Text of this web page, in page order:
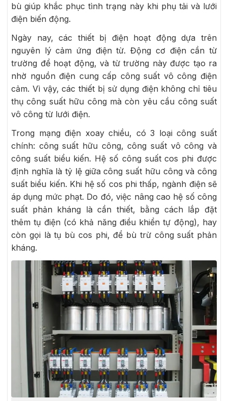
bù giúp khắc phục tình trạng này khi phụ tải và lưới
điện biến động.
Ngày nay, các thiết bị điện hoạt động dựa trên
nguyên lý cảm ứng điện từ. Động cơ điện cần từ
trường để hoạt động, và từ trường này được tạo ra
nhờ nguồn điện cung cấp công suất vô công điện
cảm. Vì vậy, các thiết bị sử dụng điện không chỉ tiêu
thụ công suất hữu công mà còn yêu cầu công suất
vô công từ lưới điện.
Trong mạng điện xoay chiều, có 3 loại công suất
chính: công suất hữu công, công suất vô công và
công suất biểu kiến. Hệ số công suất cos phi được
định nghĩa là tỷ lệ giữa công suất hữu công và công
suất biểu kiến. Khi hệ số cos phi thấp, ngành điện sẽ
áp dụng mức phạt. Do đó, việc nâng cao hệ số công
suất phản kháng là cần thiết, bằng cách lắp đặt
thêm tụ điện (có khả năng điều khiển tự động), hay
còn gọi là tụ bù cos phi, để bù trừ công suất phản
kháng.